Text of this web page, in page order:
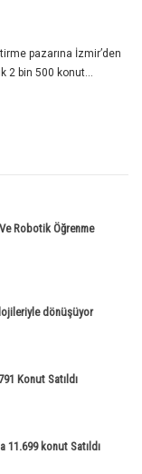
pazarına İzmir’den
2 bin 500 konut...
Robotik Öğrenme
dönüşüyor
Konut Satıldı
11.699 konut Satıldı